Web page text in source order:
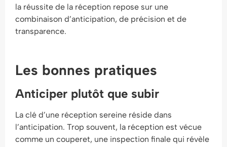
la réussite de la réception repose sur une
combinaison d’anticipation, de précision et de
transparence.
Les bonnes pratiques
Anticiper plutôt que subir
La clé d’une réception sereine réside dans
l’anticipation. Trop souvent, la réception est vécue
comme un couperet, une inspection finale qui révèle